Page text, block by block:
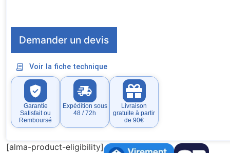
Demander un devis
Voir la fiche technique
Garantie
Satisfait ou
Remboursé
Expédition sous
48 / 72h
Livraison
gratuite à partir
de 90€
[alma-product-eligibility]